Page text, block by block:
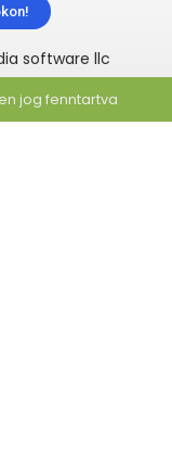
software llc
jog fenntartva